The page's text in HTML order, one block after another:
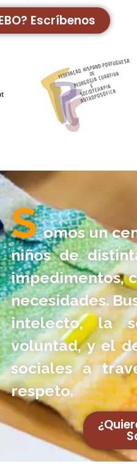
Escríbenos
S omos un
niños de
impedimentos,
necesidades.
intelecto, la
voluntad, y el
sociales a
respeto.